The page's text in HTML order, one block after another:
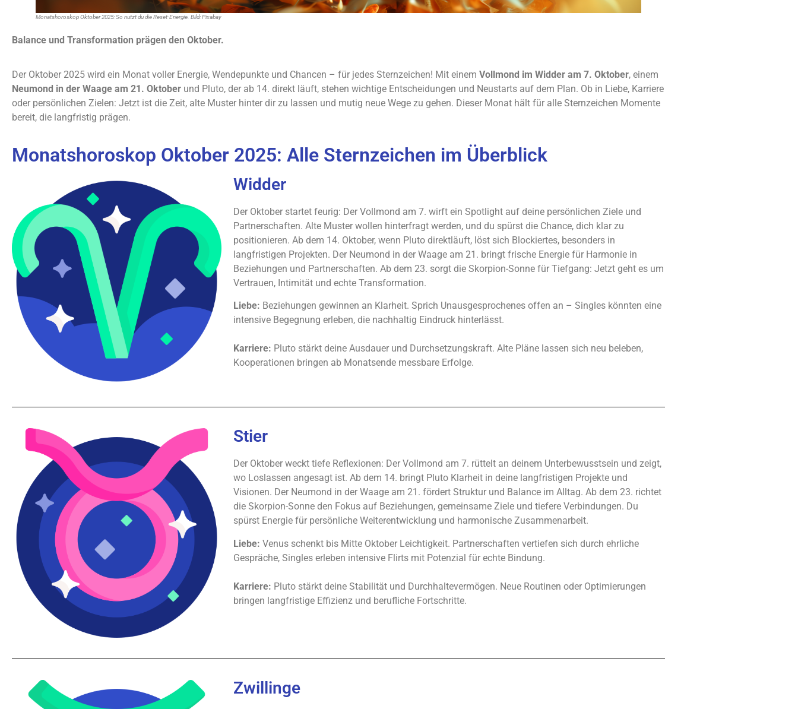
Monatshoroskop Oktober 2025: So nutzt du die Reset-Energie. Bild: Pixabay
Balance und Transformation prägen den Oktober.
Der Oktober 2025 wird ein Monat voller Energie, Wendepunkte und Chancen – für jedes Sternzeichen! Mit einem Vollmond im Widder am 7. Oktober, einem
Neumond in der Waage am 21. Oktober und Pluto, der ab 14. direkt läuft, stehen wichtige Entscheidungen und Neustarts auf dem Plan. Ob in Liebe, Karriere
oder persönlichen Zielen: Jetzt ist die Zeit, alte Muster hinter dir zu lassen und mutig neue Wege zu gehen. Dieser Monat hält für alle Sternzeichen Momente
bereit, die langfristig prägen.
Monatshoroskop Oktober 2025: Alle Sternzeichen im Überblick
Widder
Der Oktober startet feurig: Der Vollmond am 7. wirft ein Spotlight auf deine persönlichen Ziele und
Partnerschaften. Alte Muster wollen hinterfragt werden, und du spürst die Chance, dich klar zu
positionieren. Ab dem 14. Oktober, wenn Pluto direktläuft, löst sich Blockiertes, besonders in
langfristigen Projekten. Der Neumond in der Waage am 21. bringt frische Energie für Harmonie in
Beziehungen und Partnerschaften. Ab dem 23. sorgt die Skorpion-Sonne für Tiefgang: Jetzt geht es um
Vertrauen, Intimität und echte Transformation.
Liebe: Beziehungen gewinnen an Klarheit. Sprich Unausgesprochenes offen an – Singles könnten eine
intensive Begegnung erleben, die nachhaltig Eindruck hinterlässt.
Karriere: Pluto stärkt deine Ausdauer und Durchsetzungskraft. Alte Pläne lassen sich neu beleben,
Kooperationen bringen ab Monatsende messbare Erfolge.
Stier
Der Oktober weckt tiefe Reflexionen: Der Vollmond am 7. rüttelt an deinem Unterbewusstsein und zeigt,
wo Loslassen angesagt ist. Ab dem 14. bringt Pluto Klarheit in deine langfristigen Projekte und
Visionen. Der Neumond in der Waage am 21. fördert Struktur und Balance im Alltag. Ab dem 23. richtet
die Skorpion-Sonne den Fokus auf Beziehungen, gemeinsame Ziele und tiefere Verbindungen. Du
spürst Energie für persönliche Weiterentwicklung und harmonische Zusammenarbeit.
Liebe: Venus schenkt bis Mitte Oktober Leichtigkeit. Partnerschaften vertiefen sich durch ehrliche
Gespräche, Singles erleben intensive Flirts mit Potenzial für echte Bindung.
Karriere: Pluto stärkt deine Stabilität und Durchhaltevermögen. Neue Routinen oder Optimierungen
bringen langfristige Effizienz und berufliche Fortschritte.
Zwillinge